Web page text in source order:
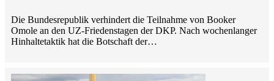
Die Bundesrepublik verhindert die Teilnahme von Booker
Omole an den UZ-Friedenstagen der DKP. Nach wochenlanger
Hinhaltetaktik hat die Botschaft der…